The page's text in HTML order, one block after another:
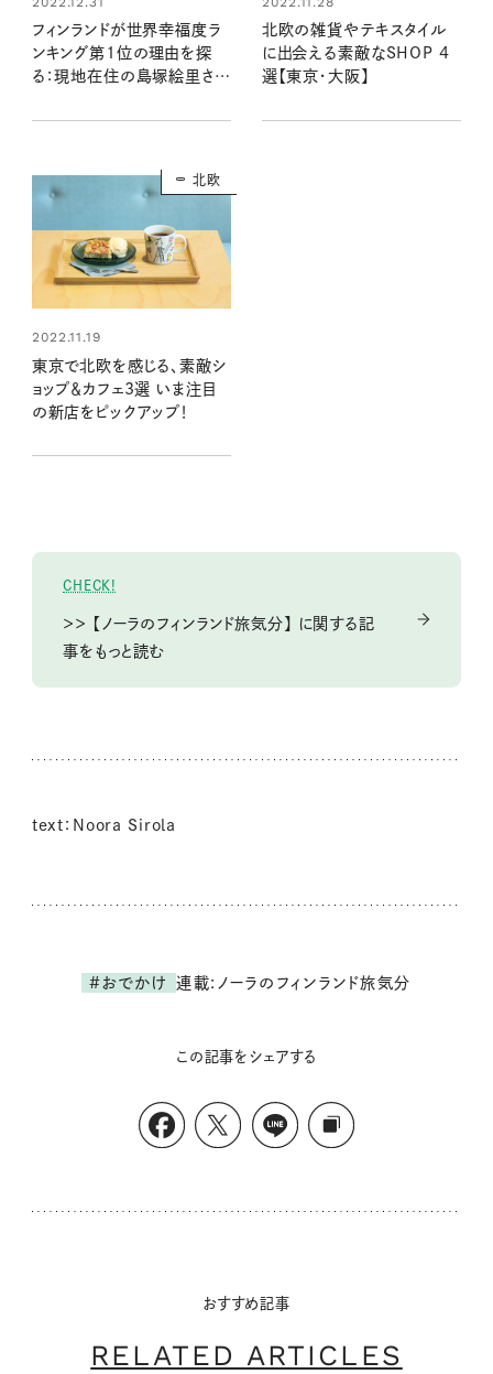
フィンランドが世界幸福度ラ
ンキング第1位の理由を探
る：現地在住の島塚絵里さん
北欧の雑貨やテキスタイル
に出会える素敵なSHOP 4
選【東京・大阪】
北欧
2022.11.19
東京で北欧を感じる、素敵シ
ョップ＆カフェ3選 いま注目
の新店をピックアップ！
CHECK!
＞＞ 【ノーラのフィンランド旅気分】 に関する記
事をもっと読む
text：Noora Sirola
#おでかけ 連載:ノーラのフィンランド旅気分
この記事をシェアする
おすすめ記事
RELATED ARTICLES